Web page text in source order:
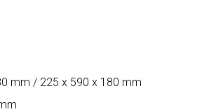
mm / 225 x 590 x 180 mm